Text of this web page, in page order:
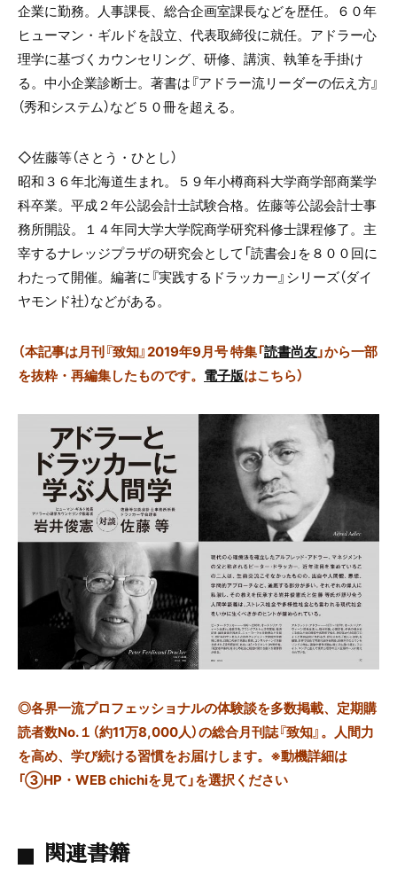
企業に勤務。人事課長、総合企画室課長などを歴任。６０年
ヒューマン・ギルドを設立、代表取締役に就任。アドラー心
理学に基づくカウンセリング、研修、講演、執筆を手掛け
る。中小企業診断士。著書は『アドラー流リーダーの伝え方』
（秀和システム）など５０冊を超える。
◇佐藤等（さとう・ひとし）
昭和３６年北海道生まれ。５９年小樽商科大学商学部商業学
科卒業。平成２年公認会計士試験合格。佐藤等公認会計士事
務所開設。１４年同大学大学院商学研究科修士課程修了。主
宰するナレッジプラザの研究会として「読書会」を８００回に
わたって開催。編著に『実践するドラッカー』シリーズ（ダイ
ヤモンド社）などがある。
（本記事は月刊『致知』2019年9月号 特集「読書尚友」から一部
を抜粋・再編集したものです。 電子版はこちら）
◎各界一流プロフェッショナルの体験談を多数掲載、定期購
読者数No.１（約11万8,000人）の総合月刊誌『致知』。人間力
を高め、学び続ける習慣をお届けします。※動機詳細は
「③HP・WEB chichiを見て」を選択ください
関連書籍